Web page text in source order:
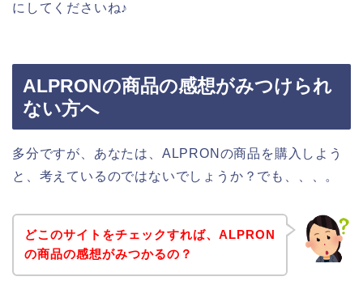
にしてくださいね♪
ALPRONの商品の感想がみつけられ
ない方へ
多分ですが、あなたは、ALPRONの商品を購入しよう
と、考えているのではないでしょうか？でも、、、。
どこのサイトをチェックすれば、ALPRON
の商品の感想がみつかるの？